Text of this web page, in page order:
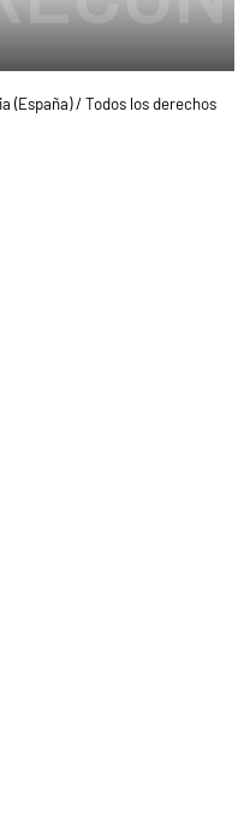
(España) / Todos los derechos